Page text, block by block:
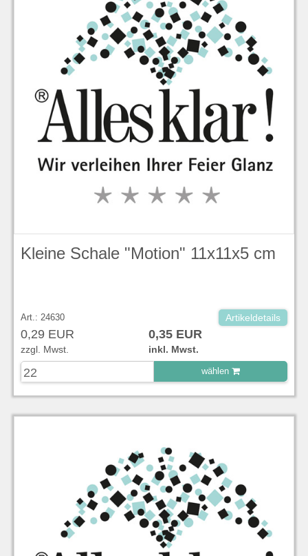
Kleine Schale "Motion" 11x11x5 cm
Art.: 24630 Artikeldetails
0,29 EUR 0,35 EUR
zzgl. Mwst. inkl. Mwst.
wählen
zu Warenkorb hinzugefügt.